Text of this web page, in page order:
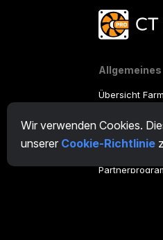
Wir verwenden Cookies.
unserer Cookie-Richtlinie
Allgemeines
Übersicht Farm
Übersicht Miner
CryptoTab